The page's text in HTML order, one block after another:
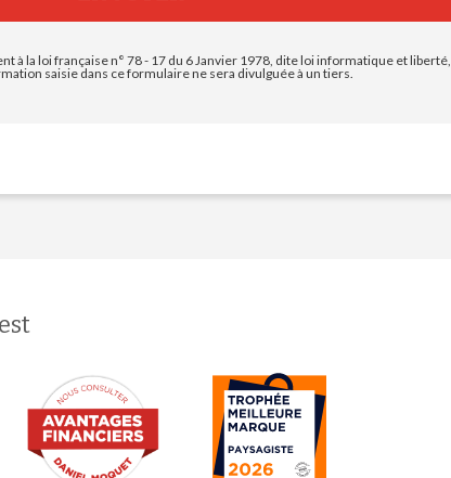
à la loi française n° 78 - 17 du 6 Janvier 1978, dite loi informatique et liberté,
saisie dans ce formulaire ne sera divulguée à un tiers.